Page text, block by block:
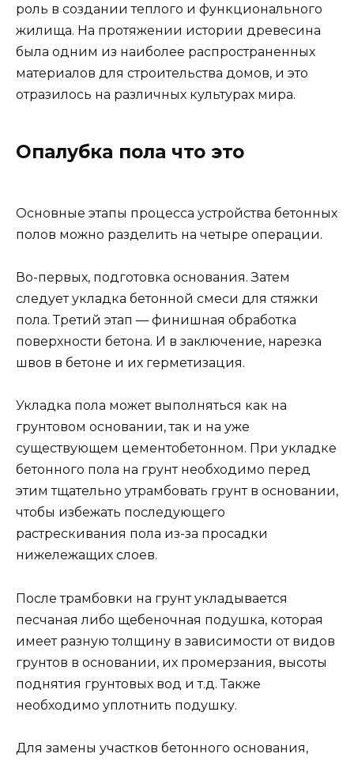
роль в создании теплого и функционального
жилища. На протяжении истории древесина
была одним из наиболее распространенных
материалов для строительства домов, и это
отразилось на различных культурах мира.
Опалубка пола что это
Основные этапы процесса устройства бетонных
полов можно разделить на четыре операции.
Во-первых, подготовка основания. Затем
следует укладка бетонной смеси для стяжки
пола. Третий этап — финишная обработка
поверхности бетона. И в заключение, нарезка
швов в бетоне и их герметизация.
Укладка пола может выполняться как на
грунтовом основании, так и на уже
существующем цементобетонном. При укладке
бетонного пола на грунт необходимо перед
этим тщательно утрамбовать грунт в основании,
чтобы избежать последующего
растрескивания пола из-за просадки
нижележащих слоев.
После трамбовки на грунт укладывается
песчаная либо щебеночная подушка, которая
имеет разную толщину в зависимости от видов
грунтов в основании, их промерзания, высоты
поднятия грунтовых вод и т.д. Также
необходимо уплотнить подушку.
Для замены участков бетонного основания,